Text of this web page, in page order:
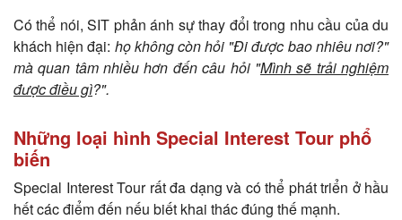
Có thể nói, SIT phản ánh sự thay đổi trong nhu cầu của du
khách hiện đại: họ không còn hỏi "Đi được bao nhiêu nơi?"
mà quan tâm nhiều hơn đến câu hỏi "Mình sẽ trải nghiệm
được điều gì?".
Những loại hình Special Interest Tour phổ
biến
Special Interest Tour rất đa dạng và có thể phát triển ở hầu
hết các điểm đến nếu biết khai thác đúng thế mạnh.